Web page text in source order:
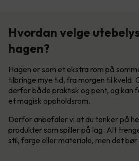
Hvordan velge
hagen?
Hagen er som et ekstra rom på
tilbringe mye tid, fra morgen til kveld.
derfor både praktisk og pent, og kan
et magisk oppholdsrom.
Derfor anbefaler vi at du tenker på
produkter som spiller på lag. Alt
stil, farge eller materiale, men det